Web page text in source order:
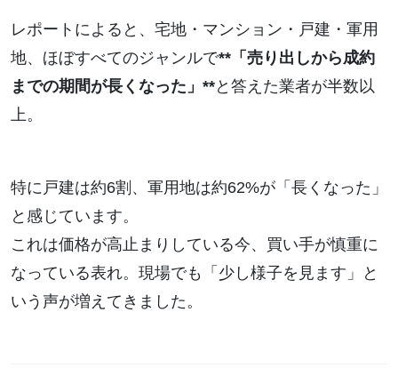
レポートによると、宅地・マンション・戸建・軍用
地、ほぼすべてのジャンルで**「売り出しから成約
までの期間が長くなった」**と答えた業者が半数以
上。
特に戸建は約6割、軍用地は約62%が「長くなった」
と感じています。
これは価格が高止まりしている今、買い手が慎重に
なっている表れ。現場でも「少し様子を見ます」と
いう声が増えてきました。